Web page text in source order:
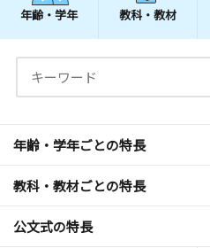
年齢・学年 教科・教材
年齢・学年ごとの特長
教科・教材ごとの特長
公文式の特長